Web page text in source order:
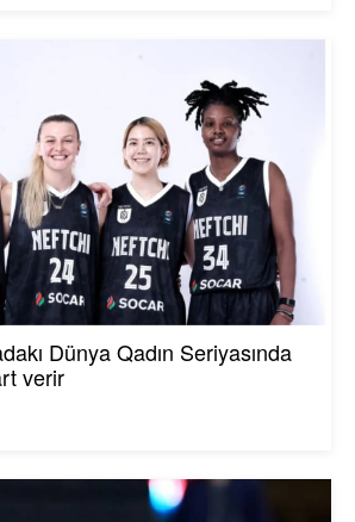
Dünya Qadın Seriyasında
verir